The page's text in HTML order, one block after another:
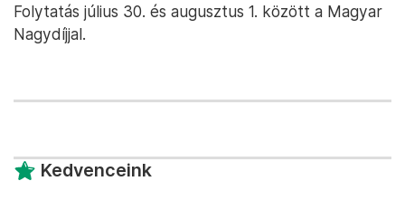
Folytatás július 30. és augusztus 1. között a Magyar
Nagydíjjal.
Kedvenceink